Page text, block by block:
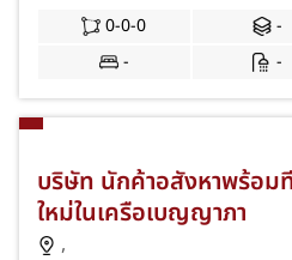
0-0-0 -
-
-
บริษัท นักค้าอสังหาพร้อม
ใหม่ในเครือเบญญาภา
,